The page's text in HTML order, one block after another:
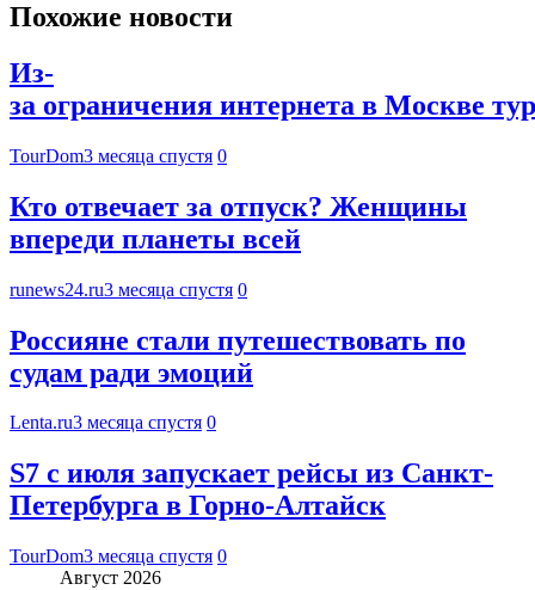
Похожие новости
Из-
за ограничения интернета в Москве
TourDom3 месяца спустя 0
Кто отвечает за отпуск? Женщины
впереди планеты всей
runews24.ru3 месяца спустя 0
Россияне стали путешествовать по
судам ради эмоций
Lenta.ru3 месяца спустя 0
S7 с июля запускает рейсы из Санкт-
Петербурга в Горно-Алтайск
TourDom3 месяца спустя 0
Август 2026